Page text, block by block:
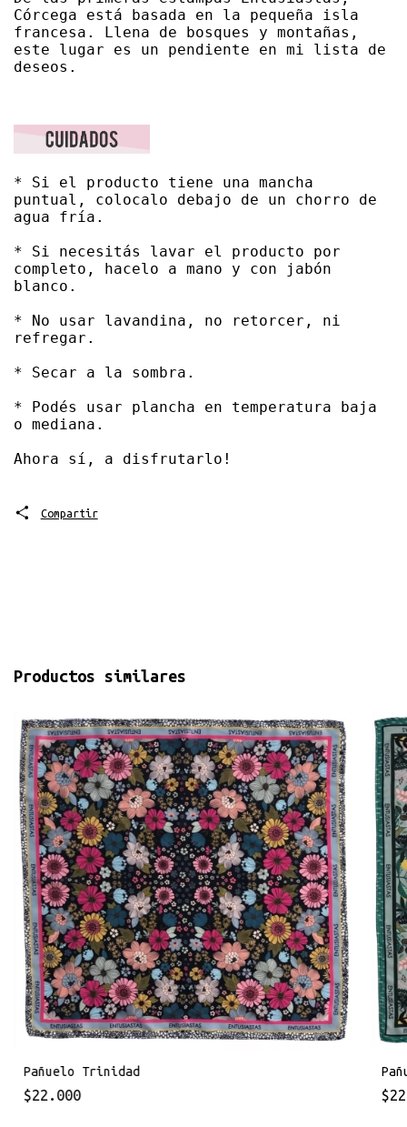
Córcega está basada en la pequeña isla
francesa. Llena de bosques y montañas,
este lugar es un pendiente en mi lista de
deseos.
* Si el producto tiene una mancha
puntual, colocalo debajo de un chorro de
agua fría.
* Si necesitás lavar el producto por
completo, hacelo a mano y con jabón
blanco.
* No usar lavandina, no retorcer, ni
refregar.
* Secar a la sombra.
* Podés usar plancha en temperatura baja
o mediana.
Ahora sí, a disfrutarlo!
Compartir
Productos similares
Pañuelo Trinidad
$22.000